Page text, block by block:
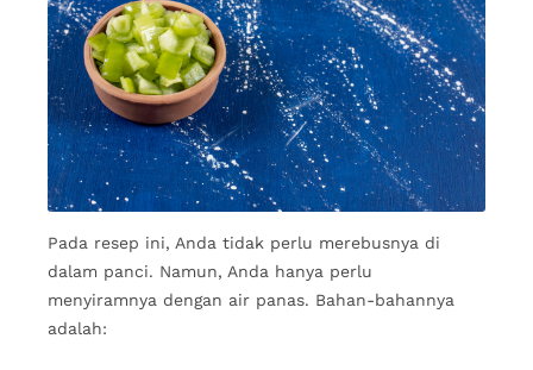
Pada resep ini, Anda tidak perlu merebusnya di
dalam panci. Namun, Anda hanya perlu
menyiramnya dengan air panas. Bahan-bahannya
adalah: